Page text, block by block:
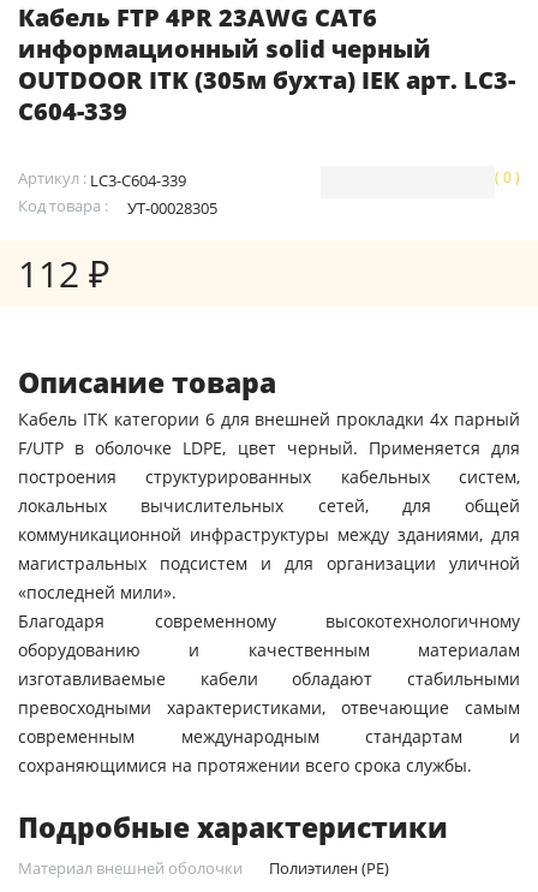
Кабель FTP 4PR 23AWG CAT6
информационный solid черный
OUTDOOR ITK (305м бухта) IEK арт. LC3-
C604-339
Артикул : LC3-C604-339
Код товара :
УТ-00028305
( 0 )
112 ₽
Описание товара
Кабель ITK категории 6 для внешней прокладки 4х парный
F/UTP в оболочке LDPE, цвет черный. Применяется для
построения структурированных кабельных систем,
локальных вычислительных сетей, для общей
коммуникационной инфраструктуры между зданиями, для
магистральных подсистем и для организации уличной
«последней мили».
Благодаря современному высокотехнологичному
оборудованию и качественным материалам
изготавливаемые кабели обладают стабильными
превосходными характеристиками, отвечающие самым
современным международным стандартам и
сохраняющимися на протяжении всего срока службы.
Подробные характеристики
Материал внешней оболочки
Полиэтилен (PE)